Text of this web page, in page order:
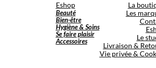
Eshop
Beauté
Bien-être
Hygiène & Soins
Se faire plaisir
Accessoires
La
Les
Le
Livraison &
Vie privée &